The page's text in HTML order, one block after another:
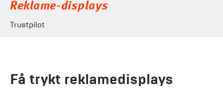
Reklame-displays
Trustpilot
Få trykt reklamedisplays